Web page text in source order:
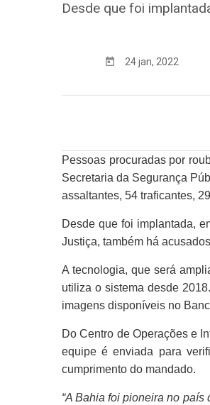
Desde que foi
24 jan, 2022
Pessoas procuradas por
Secretaria da Segurança
assaltantes, 54 traficantes,
Desde que foi implantada,
Justiça, também há
A tecnologia, que será
utiliza o sistema desde
imagens disponíveis no
Do Centro de Operações e
equipe é enviada para
cumprimento do mandado.
“A Bahia foi pioneira no